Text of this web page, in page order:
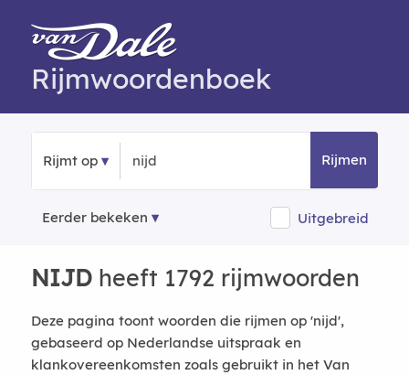
Rijmwoordenboek
Rijmt op Rijmen
Eerder bekeken Uitgebreid
NIJDheeft 1792 rijmwoorden
Deze pagina toont woorden die rijmen op 'nijd',
gebaseerd op Nederlandse uitspraak en
klankovereenkomsten zoals gebruikt in het Van